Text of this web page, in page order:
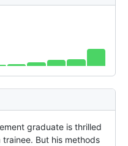
graduate is thrilled
But his methods